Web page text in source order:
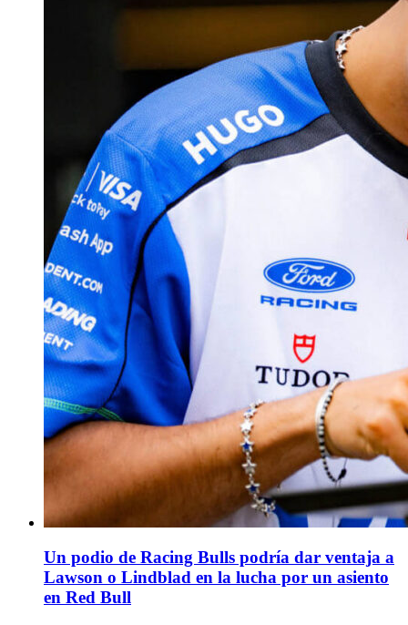
Un podio de Racing Bulls podría dar ventaja a
Lawson o Lindblad en la lucha por un asiento
en Red Bull